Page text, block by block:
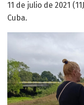
11 de julio de 2021
Cuba.